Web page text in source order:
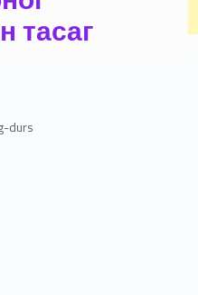
тасаг